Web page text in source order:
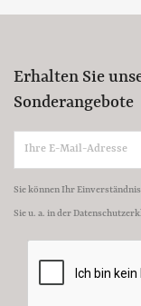
Erhalten Sie
Sonderangebote
Sie können Ihr
Sie u. a. in der